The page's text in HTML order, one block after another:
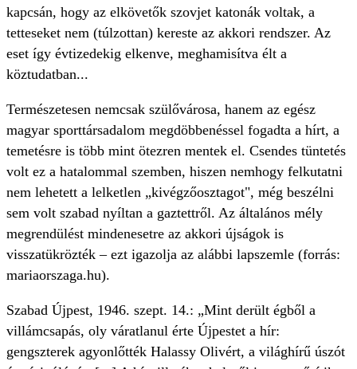
kapcsán, hogy az elkövetők szovjet katonák voltak, a
tetteseket nem (túlzottan) kereste az akkori rendszer. Az
eset így évtizedekig elkenve, meghamisítva élt a
köztudatban...
Természetesen nemcsak szülővárosa, hanem az egész
magyar sporttársadalom megdöbbenéssel fogadta a hírt, a
temetésre is több mint ötezren mentek el. Csendes tüntetés
volt ez a hatalommal szemben, hiszen nemhogy felkutatni
nem lehetett a lelketlen „kivégzőosztagot", még beszélni
sem volt szabad nyíltan a gaztettről. Az általános mély
megrendülést mindenesetre az akkori újságok is
visszatükrözték – ezt igazolja az alábbi lapszemle (forrás:
mariaorszaga.hu).
Szabad Újpest, 1946. szept. 14.: „Mint derült égből a
villámcsapás, oly váratlanul érte Újpestet a hír:
gengszterek agyonlőtték Halassy Olivért, a világhírű úszót